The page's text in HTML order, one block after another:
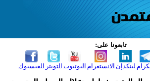
تابعونا على:
الفيسبوك التويتر اليوتيوب الانستغرام لينكدإن